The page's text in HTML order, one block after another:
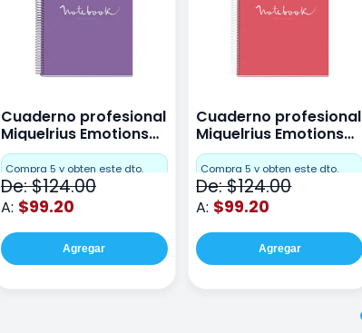
Cuaderno profesional
Miquelrius Emotions
raya 80 hojas Purpura
Compra 5 y obten este dto.
De: $124.00
A: $99.20
Agregar
Cuaderno profesional
Miquelrius Emotions
raya 80 hojas Coral
Compra 5 y obten este dto.
De: $124.00
A: $99.20
Agregar